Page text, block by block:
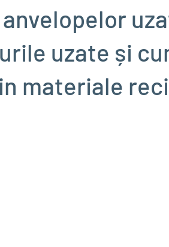
uzate și
materiale